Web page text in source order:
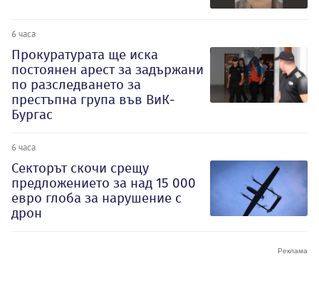
6 часа
Прокуратурата ще иска
постоянен арест за задържани
по разследването за
престъпна група във ВиК-
Бургас
6 часа
Секторът скочи срещу
предложението за над 15 000
евро глоба за нарушение с
дрон